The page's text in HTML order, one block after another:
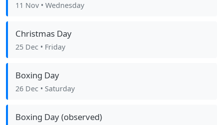
11 Nov • Wednesday
Christmas Day
25 Dec • Friday
Boxing Day
26 Dec • Saturday
Boxing Day (observed)